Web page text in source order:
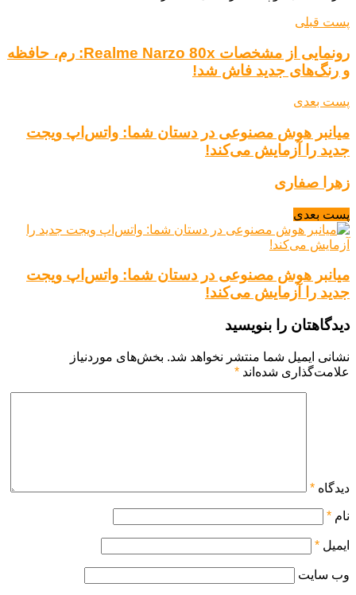
پست قبلی
رونمایی از مشخصات Realme Narzo 80x: رم، حافظه
و رنگ‌های جدید فاش شد!
پست بعدی
میانبر هوش مصنوعی در دستان شما: واتس‌اپ ویجت
جدید را آزمایش می‌کند!
زهرا صفاری
پست بعدی
میانبر هوش مصنوعی در دستان شما: واتس‌اپ ویجت
جدید را آزمایش می‌کند!
دیدگاهتان را بنویسید
نشانی ایمیل شما منتشر نخواهد شد. بخش‌های موردنیاز
علامت‌گذاری شده‌اند *
دیدگاه *
نام *
ایمیل *
وب‌ سایت